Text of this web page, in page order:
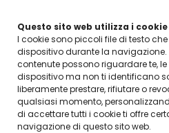
Questo sito web utilizza i cookie
I cookie sono piccoli file di testo
dispositivo durante la navigazione.
contenute possono riguardare te, le
dispositivo ma non ti identificano
liberamente prestare, rifiutare o
qualsiasi momento,
di accettare tutti i cookie ti offre
navigazione di questo sito web.
Info importanti per non
Home SAIE Bologna 2024